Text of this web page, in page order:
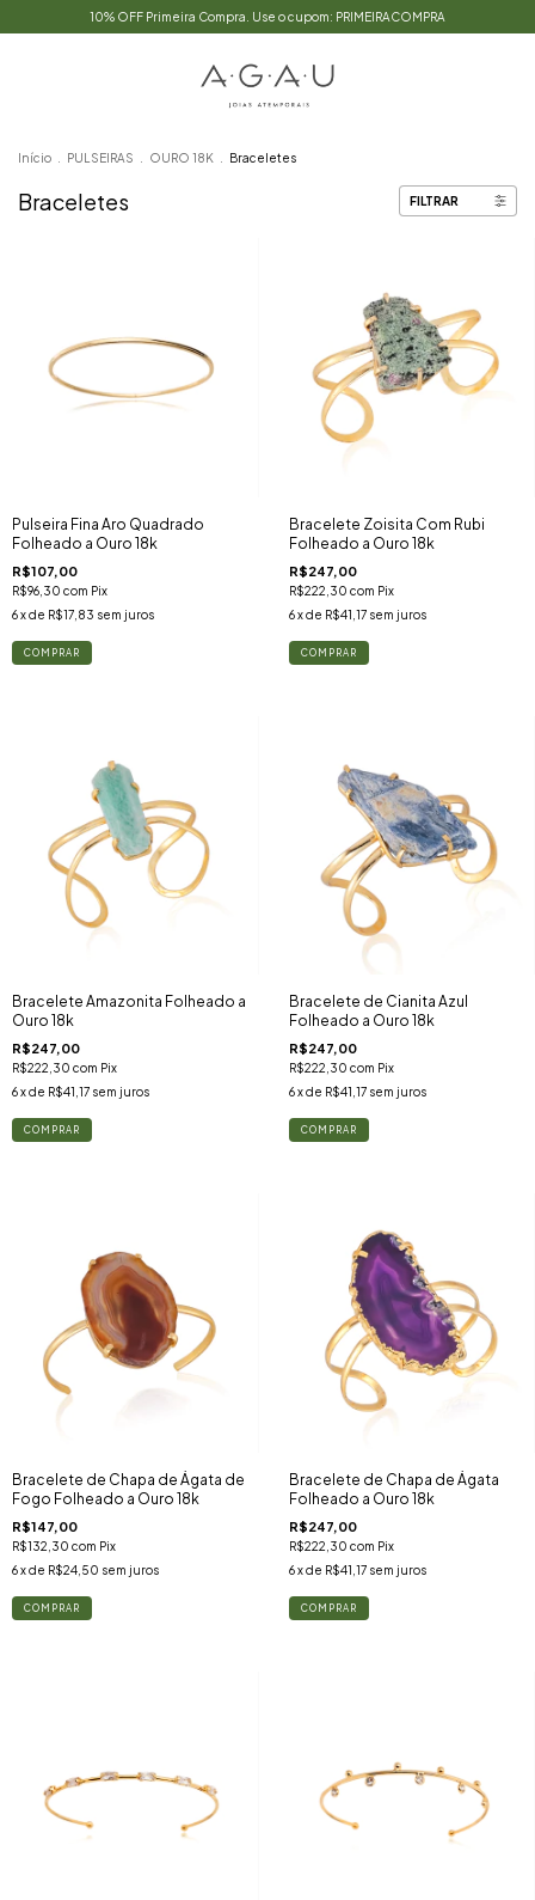
10% OFF Primeira Compra. Use o cupom: PRIMEIRACOMPRA
Início PULSEIRAS OURO 18K Braceletes
Braceletes FILTRAR
Pulseira Fina Aro Quadrado
Folheado a Ouro 18k
R$107,00
R$96,30 com Pix
6x de R$17,83 sem juros
Bracelete Zoisita Com Rubi
Folheado a Ouro 18k
R$247,00
R$222,30 com Pix
6 x de R$41,17 sem juros
Bracelete Amazonita Folheado a
Ouro 18k
R$247,00
R$222,30 com Pix
6x de R$41,17 sem juros
Bracelete de Cianita Azul
Folheado a Ouro 18k
R$247,00
R$222,30 com Pix
6 x de R$41,17 sem juros
Bracelete de Chapa de Ágata de
Fogo Folheado a Ouro 18k
R$147,00
R$132,30 com Pix
6x de R$24,50 sem juros
Bracelete de Chapa de Ágata
Folheado a Ouro 18k
R$247,00
R$222,30 com Pix
6 x de R$41,17 sem juros